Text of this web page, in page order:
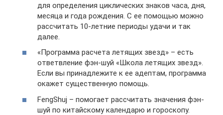
для определения циклических знаков часа, дня,
месяца и года рождения. С ее помощью можно
рассчитать 10-летние периоды удачи и так
далее.
«Программа расчета летящих звезд» – есть
ответвление фэн-шуй «Школа летящих звезд».
Если вы принадлежите к ее адептам, программа
окажет существенную помощь.
FengShuj – помогает рассчитать значения фэн-
шуй по китайскому календарю и гороскопу.